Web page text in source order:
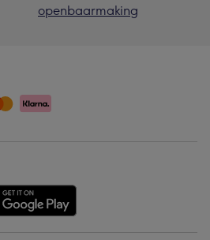
openbaarmaking